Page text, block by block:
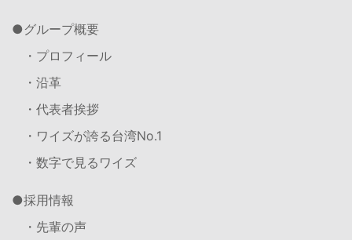
グループ概要
・プロフィール
・沿革
・代表者挨拶
・ワイズが誇る台湾No.1
・数字で見るワイズ
採用情報
・先輩の声